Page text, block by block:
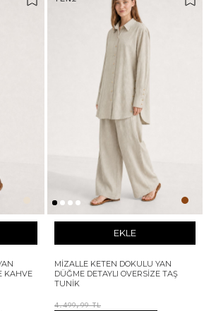
KAHVE
EKLE
MIZALLE KETEN DOKULU YAN
DÜĞME DETAYLI OVERSIZE TAŞ
TUNIK
4.499,99 TL